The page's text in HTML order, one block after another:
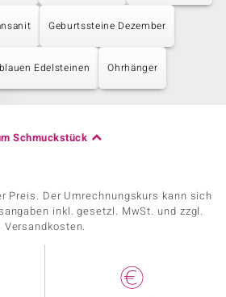
Geburtssteine Dezember
Edelsteinen Ohrhänger
Schmuckstück
Preis. Der Umrechnungskurs kann sich
inkl. gesetzl. MwSt. und zzgl.
Versandkosten.